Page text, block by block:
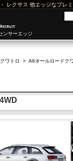
・ レクサス 他エッジなプレ
ンサーエッジ
ワトロ > A6オールロードク